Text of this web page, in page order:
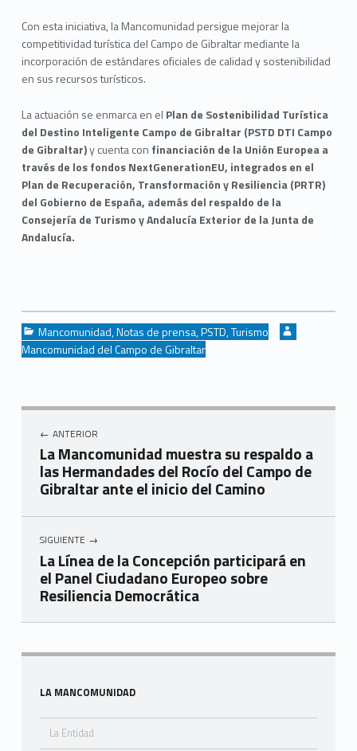
Con esta iniciativa, la Mancomunidad persigue mejorar la
competitividad turística del Campo de Gibraltar mediante la
incorporación de estándares oficiales de calidad y sostenibilidad
en sus recursos turísticos.
La actuación se enmarca en el Plan de Sostenibilidad Turística
del Destino Inteligente Campo de Gibraltar (PSTD DTI Campo
de Gibraltar)y cuenta con financiación de la Unión Europea a
través de los fondos NextGenerationEU, integrados en el
Plan de Recuperación, Transformación y Resiliencia (PRTR)
del Gobierno de España, además del respaldo de la
Consejería de Turismo y Andalucía Exterior de la Junta de
Andalucía.
Categorized in:
Mancomunidad,Notas de prensa,PSTD,Turismo
Written by:
Mancomunidad del Campo de Gibraltar
ANTERIOR
La Mancomunidad muestra su respaldo a
las Hermandades del Rocío del Campo de
Gibraltar ante el inicio del Camino
SIGUIENTE
La Línea de la Concepción participará en
el Panel Ciudadano Europeo sobre
Resiliencia Democrática
Sidebar
LA MANCOMUNIDAD
La Entidad